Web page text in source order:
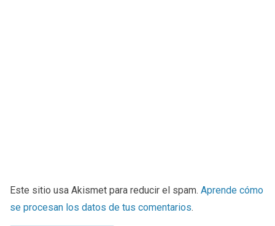
Este sitio usa Akismet para reducir el spam. Aprende cómo
se procesan los datos de tus comentarios.